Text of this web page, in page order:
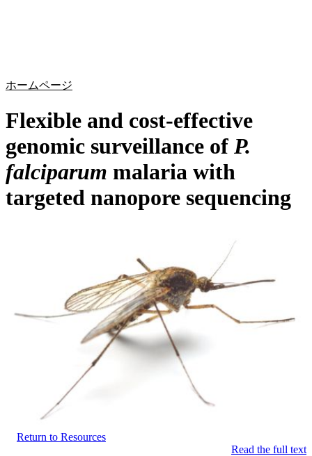
ホームページ
Flexible and cost-effective
genomic surveillance of P.
falciparum malaria with
targeted nanopore sequencing
Return to Resources
Read the full text